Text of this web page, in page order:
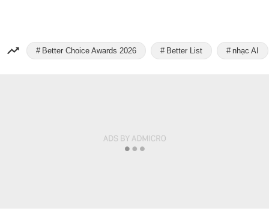
Better Choice Awards 2026 Better List nhạc AI